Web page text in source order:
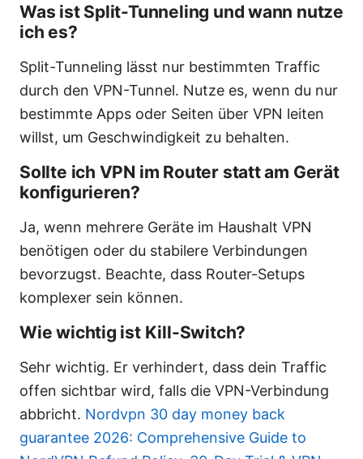
Was ist Split-Tunneling und wann nutze
ich es?
Split-Tunneling lässt nur bestimmten Traffic
durch den VPN-Tunnel. Nutze es, wenn du nur
bestimmte Apps oder Seiten über VPN leiten
willst, um Geschwindigkeit zu behalten.
Sollte ich VPN im Router statt am Gerät
konfigurieren?
Ja, wenn mehrere Geräte im Haushalt VPN
benötigen oder du stabilere Verbindungen
bevorzugst. Beachte, dass Router-Setups
komplexer sein können.
Wie wichtig ist Kill-Switch?
Sehr wichtig. Er verhindert, dass dein Traffic
offen sichtbar wird, falls die VPN-Verbindung
abbricht. Nordvpn 30 day money back
guarantee 2026: Comprehensive Guide to